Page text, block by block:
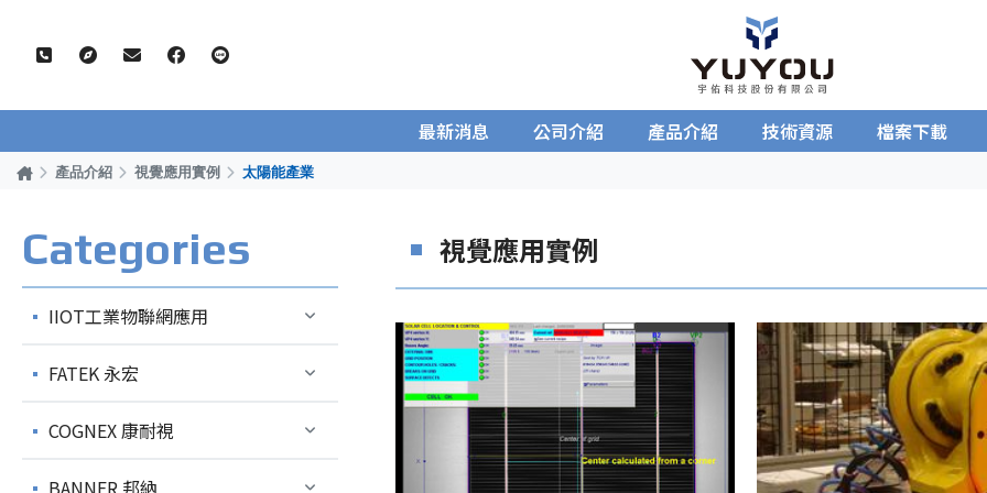
最新消息 公司介紹 產品介紹 技術資源 檔案下載
產品介紹 視覺應用實例 太陽能產業
Categories
IIOT工業物聯網應用
FATEK 永宏
COGNEX 康耐視
BANNER 邦納
視覺應用實例